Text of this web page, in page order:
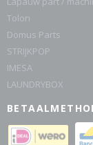
Tolon
Domus Parts
STRIJKPOP
IMESA
LAUNDRYBOX